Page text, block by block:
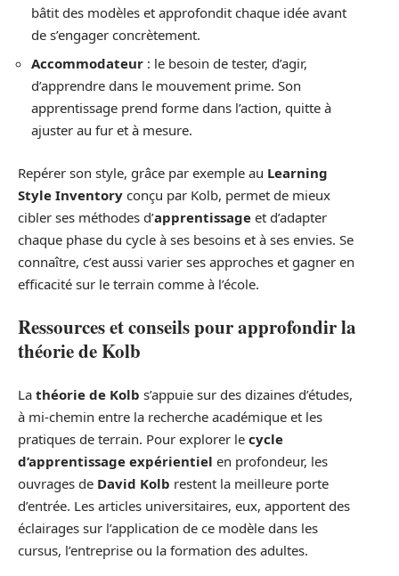
bâtit des modèles et approfondit chaque idée avant
de s’engager concrètement.
Accommodateur : le besoin de tester, d’agir,
d’apprendre dans le mouvement prime. Son
apprentissage prend forme dans l’action, quitte à
ajuster au fur et à mesure.
Repérer son style, grâce par exemple au Learning
Style Inventory conçu par Kolb, permet de mieux
cibler ses méthodes d’apprentissage et d’adapter
chaque phase du cycle à ses besoins et à ses envies. Se
connaître, c’est aussi varier ses approches et gagner en
efficacité sur le terrain comme à l’école.
Ressources et conseils pour approfondir la
théorie de Kolb
La théorie de Kolb s’appuie sur des dizaines d’études,
à mi-chemin entre la recherche académique et les
pratiques de terrain. Pour explorer le cycle
d’apprentissage expérientiel en profondeur, les
ouvrages de David Kolb restent la meilleure porte
d’entrée. Les articles universitaires, eux, apportent des
éclairages sur l’application de ce modèle dans les
cursus, l’entreprise ou la formation des adultes.